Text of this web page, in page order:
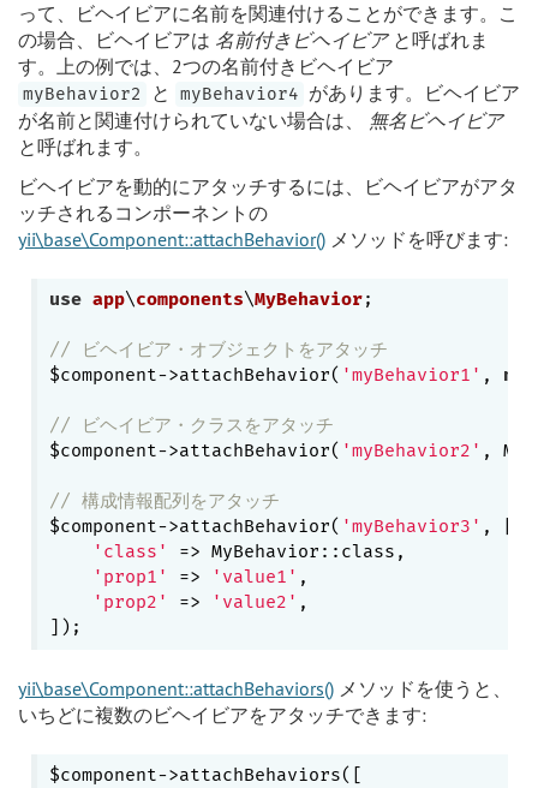
って、ビヘイビアに名前を関連付けることができます。こ
の場合、ビヘイビアは 名前付きビヘイビアと呼ばれま
す。上の例では、2つの名前付きビヘイビア​​
myBehavior2 と myBehavior4 があります。ビヘイビア
が名前と関連付けられていない場合は、 無名ビヘイビア
と呼ばれます。
ビヘイビアを動的にアタッチするには、ビヘイビアがアタ
ッチされるコンポーネントの
yii\base\Component::attachBehavior() メソッドを呼びます:
use app\components\MyBehavior;
// ビヘイビア・オブジェクトをアタッチ
$component->attachBehavior( 'myBehavior1' , new
// ビヘイビア・クラスをアタッチ
$component->attachBehavior( 'myBehavior2' ,
// 構成情報配列をアタッチ
$component->attachBehavior( 'myBehavior3' , [
'class'
=> MyBehavior::class,
'prop1'
=> 'value1' ,
'prop2'
=> 'value2' ,
yii\base\Component::attachBehaviors() メソッドを使うと、
いちどに複数のビヘイビアをアタッチできます:
$component->attachBehaviors([